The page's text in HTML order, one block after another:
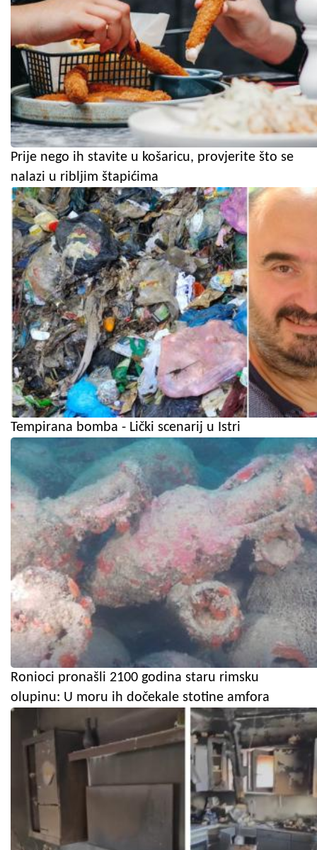
Prije nego ih stavite u košaricu, provjerite što se
nalazi u ribljim štapićima
Tempirana bomba - Lički scenarij u Istri
Ronioci pronašli 2100 godina staru rimsku
olupinu: U moru ih dočekale stotine amfora